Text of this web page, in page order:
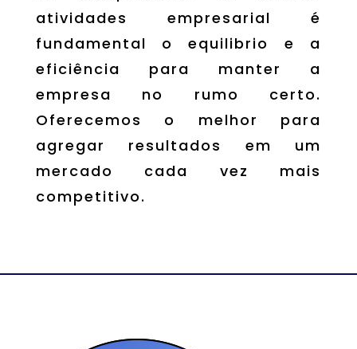
atividades empresarial é
fundamental o equilibrio e a
eficiência para manter a
empresa no rumo certo.
Oferecemos o melhor para
agregar resultados em um
mercado cada vez mais
competitivo.